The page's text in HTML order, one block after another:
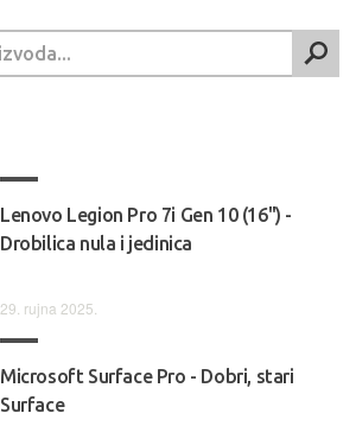
Lenovo Legion Pro 7i Gen 10 (16") -
Drobilica nula i jedinica
29. rujna 2025.
Microsoft Surface Pro - Dobri, stari
Surface